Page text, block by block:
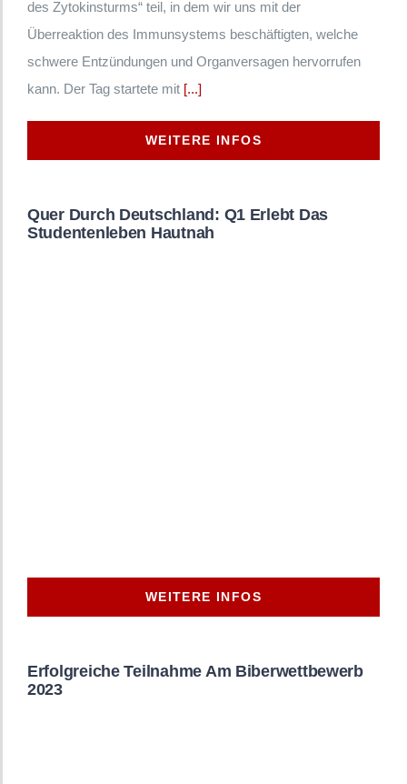
des Zytokinsturms“ teil, in dem wir uns mit der
Überreaktion des Immunsystems beschäftigten, welche
schwere Entzündungen und Organversagen hervorrufen
kann. Der Tag startete mit [...]
WEITERE INFOS
Quer Durch Deutschland: Q1 Erlebt Das
Studentenleben Hautnah
WEITERE INFOS
Erfolgreiche Teilnahme Am Biberwettbewerb
2023